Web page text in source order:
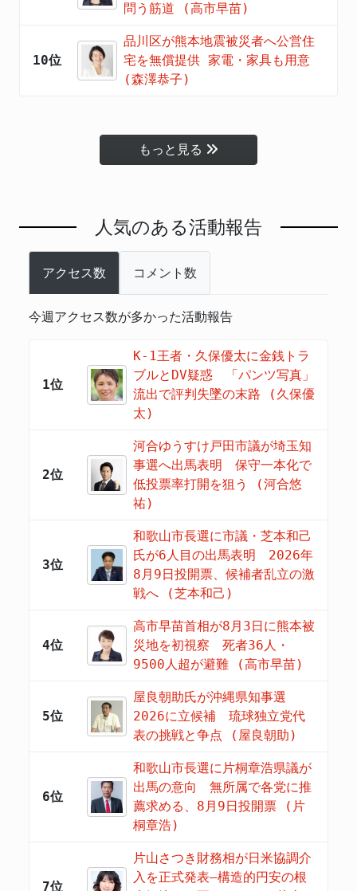
問う筋道 (高市早苗)
10位
品川区が熊本地震被災者へ公営住
宅を無償提供 家電・家具も用意
(森澤恭子)
もっと見る
人気のある活動報告
アクセス数 コメント数
今週アクセス数が多かった活動報告
1位
K-1王者・久保優太に金銭トラ
ブルとDV疑惑 「パンツ写真」
流出で評判失墜の末路 (久保優
太)
2位
河合ゆうすけ戸田市議が埼玉知
事選へ出馬表明 保守一本化で
低投票率打開を狙う (河合悠
祐)
3位
和歌山市長選に市議・芝本和己
氏が6人目の出馬表明 2026年
8月9日投開票、候補者乱立の激
戦へ (芝本和己)
4位
高市早苗首相が8月3日に熊本被
災地を初視察 死者36人・
9500人超が避難 (高市早苗)
5位
屋良朝助氏が沖縄県知事選
2026に立候補 琉球独立党代
表の挑戦と争点 (屋良朝助)
6位
和歌山市長選に片桐章浩県議が
出馬の意向 無所属で各党に推
薦求める、8月9日投開票 (片
桐章浩)
7位
片山さつき財務相が日米協調介
入を正式発表―構造的円安の根